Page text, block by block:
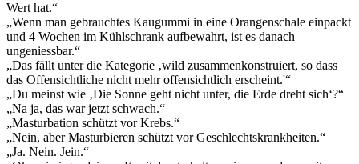
Wert hat.“
„Wenn man gebrauchtes Kaugummi in eine Orangenschale einpackt
und 4 Wochen im Kühlschrank aufbewahrt, ist es danach
ungeniessbar.“
„Das fällt unter die Kategorie ‚wild zusammenkonstruiert, so dass
das Offensichtliche nicht mehr offensichtlich erscheint.'“
„Du meinst wie ‚Die Sonne geht nicht unter, die Erde dreht sich‘?“
„Na ja, das war jetzt schwach.“
„Masturbation schützt vor Krebs.“
„Nein, aber Masturbieren schützt vor Geschlechtskrankheiten.“
„Ja. Nein. Jein.“